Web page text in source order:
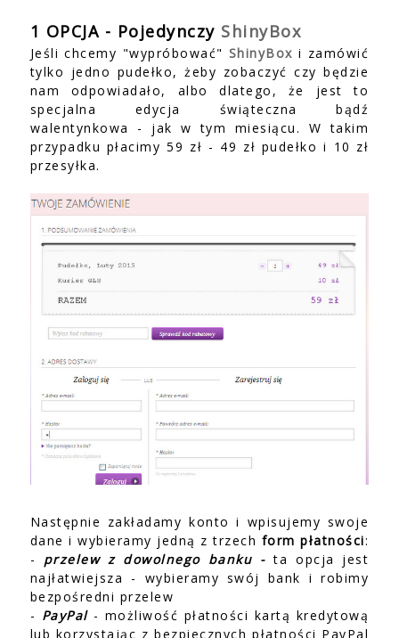
1 OPCJA - Pojedynczy ShinyBox
Jeśli chcemy "wypróbować" ShinyBox i zamówić
tylko jedno pudełko, żeby zobaczyć czy będzie
nam odpowiadało, albo dlatego, że jest to
specjalna edycja świąteczna bądź
walentynkowa - jak w tym miesiącu. W takim
przypadku płacimy 59 zł - 49 zł pudełko i 10 zł
przesyłka.
Następnie zakładamy konto i wpisujemy swoje
dane i wybieramy jedną z trzech form płatności:
- przelew z dowolnego banku - ta opcja jest
najłatwiejsza - wybieramy swój bank i robimy
bezpośredni przelew
- PayPal - możliwość płatności kartą kredytową
lub korzystając z bezpiecznych płatności PayPal